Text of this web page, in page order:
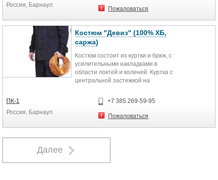
поверхности различных предметов
надо проводить с использованием
грелки.
полочке накладные карманы.
контрастной ткани.
Брюки с наколенниками и
накладными карманами. По низу
наколенников световозвращающая
полоса, которая переходит на
заднюю половину брюк.
Россия, Барнаул
Пожаловаться
Костюм "Девиз" (100% ХБ,
саржа)
Костюм состоит из куртки и брюк, с
усилительными накладками в
области локтей и коленей. Куртка с
центральной застежкой на
На куртке один верхний с клапаном
и два нижних накладных кармана.
Брюки на притачном поясе с
ПК-1
Россия, Барнаул
+7 385 269-59-95
Пожаловаться
Далее